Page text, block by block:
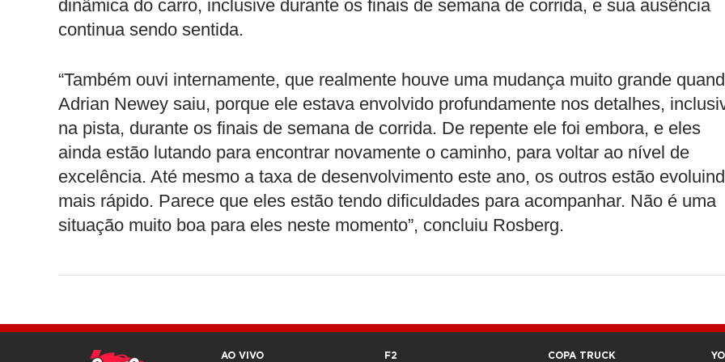
dinâmica do carro, inclusive durante os finais de semana de corrida, e sua ausência
continua sendo sentida.
“Também ouvi internamente, que realmente houve uma mudança muito grande
Adrian Newey saiu, porque ele estava envolvido profundamente nos detalhes,
na pista, durante os finais de semana de corrida. De repente ele foi embora, e eles
ainda estão lutando para encontrar novamente o caminho, para voltar ao nível de
excelência. Até mesmo a taxa de desenvolvimento este ano, os outros estão
mais rápido. Parece que eles estão tendo dificuldades para acompanhar. Não é uma
situação muito boa para eles neste momento”, concluiu Rosberg.
AO VIVO F2 COPA TRUCK